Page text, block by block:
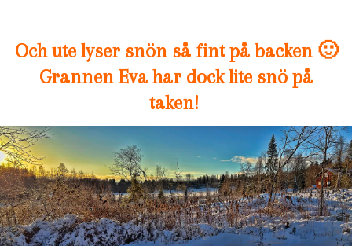
Och ute lyser snön så fint på backen 🙂
Grannen Eva har dock lite snö på
taken!